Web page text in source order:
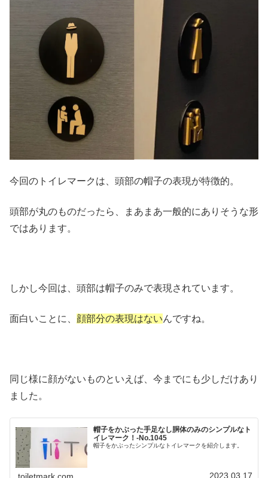
今回のトイレマークは、頭部の帽子の表現が特徴的。
頭部が丸のものだったら、まあまあ一般的にありそうな形
ではあります。
しかし今回は、頭部は帽子のみで表現されています。
面白いことに、 顔部分の表現はないんですね。
同じ様に顔がないものといえば、今までにも少しだけあり
ました。
帽子をかぶった手足なし胴体のみのシンプルなト
イレマーク！-No.1045
帽子をかぶったシンプルなトイレマークを紹介します。
2023.03.17